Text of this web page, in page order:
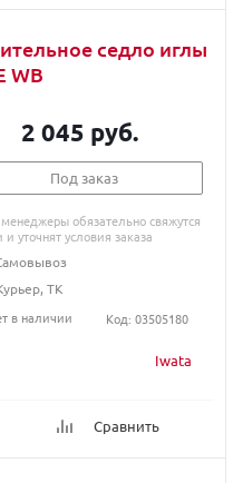
седло иглы
WB
Iwata
Сравнить
2 045 руб.
Под заказ
обязательно свяжутся
и уточнят условия заказа
ТК
в наличии
Код: 03505180